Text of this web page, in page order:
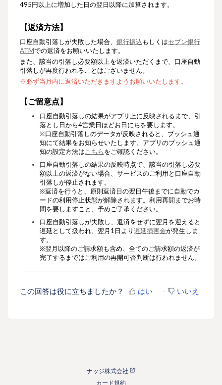
495円以上に増加した日の翌日以降に加算されます。
【返済方法】
口座自動引落しが失敗した場合、 銀行振込もしくはセブン銀行
ATMでの返済をお願いいたします。
また、該当の引落し必要額以上を返済いただくまで、口座自動
引落しが再度行われることはございません。
※必ず当月内に返済いただきますようお願いいたします。
【ご留意点】
口座自動引落しの結果がアプリ上に反映されるまで、引
落とし日から4営業日ほどお日にちを要します。
※口座自動引落しのデータが反映されると、プッシュ通
知にて結果をお知らせいたします。アプリのプッシュ通
知の設定方法は こちらをご確認ください。
口座自動引落しの結果の反映時点で、該当の引落し必要
額以上の返済がない場合、サービスのご利用と口座自動
引落しが停止されます。
※返済を行うと、原則返済日の翌日午後までに自動でカ
ードの利用停止状態が解除されます。利用再開までお時
間を要しますこと、予めご了承ください。
口座自動引落しが失敗し、返済をせずに翌月を迎えると
遅延として扱われ、翌月1日より遅延損害金が発生しま
す。
※翌月以降のご請求額も含め、全てのご請求額の返済が
完了するまではご利用の再開可否判断は行われません。
この回答は役に立ちましたか？ はい いいえ
ナッジ株式会社
カード規約